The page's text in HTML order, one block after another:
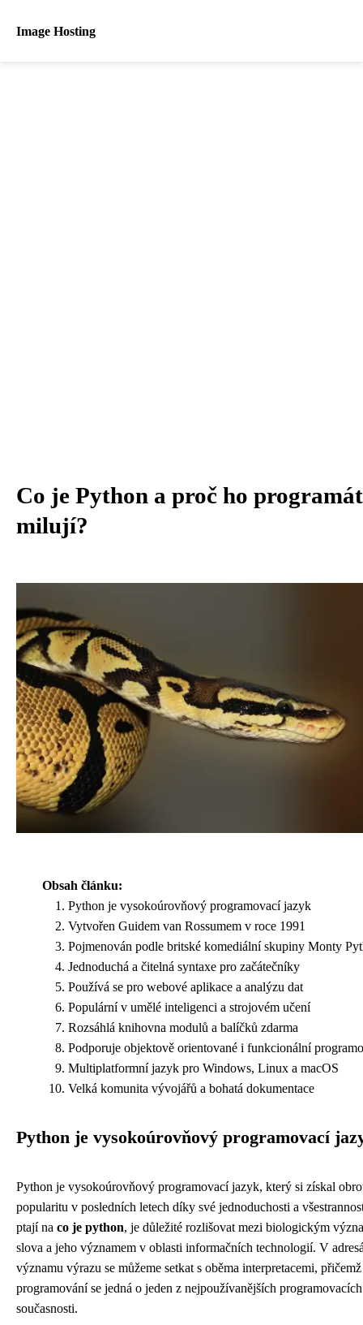
Image Hosting
Co je Python a proč ho
milují?
Obsah článku:
Python je vysokoúrovňový programovací jazyk
Vytvořen Guidem van Rossumem v roce 1991
Pojmenován podle britské komediální skupiny Monty
Jednoduchá a čitelná syntaxe pro začátečníky
Používá se pro webové aplikace a analýzu dat
Populární v umělé inteligenci a strojovém učení
Rozsáhlá knihovna modulů a balíčků zdarma
Podporuje objektově orientované i funkcionální
Multiplatformní jazyk pro Windows, Linux a macOS
Velká komunita vývojářů a bohatá dokumentace
Python je vysokoúrovňový programovací
Python je vysokoúrovňový programovací jazyk, který si získal
popularitu v posledních letech díky své jednoduchosti a
ptají na co je python, je důležité rozlišovat mezi biologickým
slova a jeho významem v oblasti informačních technologií. V
významu výrazu se můžeme setkat s oběma interpretacemi,
programování se jedná o jeden z nejpoužívanějších
současnosti.